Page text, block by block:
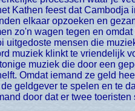
Kathen feest dat Cambodja
elkaar opzoeken en
zo'n wagen tegen en
uitgedoste mensen die
muziek klinkt te vriendelijk
muziek die door een
Omdat iemand ze geld
geldgever te spelen en te
door dat er twee